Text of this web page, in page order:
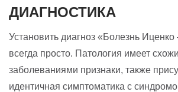
ДИАГНОСТИКА
Установить диагноз «Болезнь
всегда просто. Патология имеет
заболеваниями признаки, также
идентичная симптоматика с